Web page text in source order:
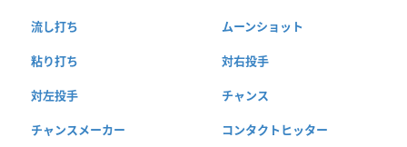
流し打ち ムーンショット
粘り打ち 対右投手
対左投手 チャンス
チャンスメーカー コンタクトヒッター